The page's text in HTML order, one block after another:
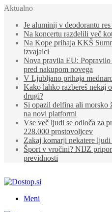
Aktualno
Je aluminij v deodorantu
Na koncertu razdelili več
Na Kope prihaja KKŠ
izvajalci
Nova pravila EU:
pred nakupom novega
V Ljubljano prihaja
Kako lahko razbereš nekaj
drugi?
Si opazil delfina ali morsko
na novi platformi
Vse več ljudi se odloča za
228.000 prostovoljcev
Zakaj komarji nekatere
Šport v vročini? NIJZ
previdnosti
Meni